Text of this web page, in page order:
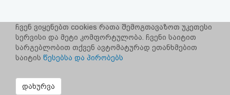
უარყოფა
ჩვენ ვიყენებთ cookies რათა შემოგთავაზოთ უკეთესი
სერვისი და მეტი კომფორტულობა. ჩვენი საიტით
სარგებლობით თქვენ ავტომატურად ეთანხმებით
საიტის წესებსა და პირობებს
დახურვა